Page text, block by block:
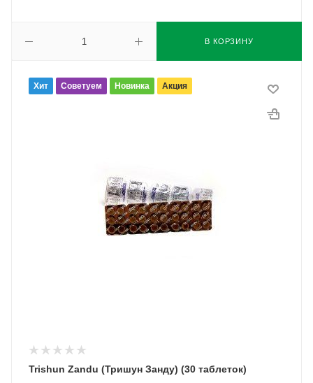
В КОРЗИНУ
Хит Советуем Новинка Акция
Trishun Zandu (Тришун Занду) (30 таблеток)